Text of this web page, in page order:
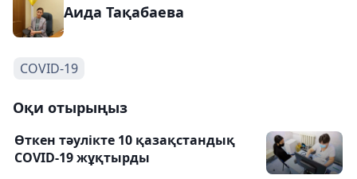
Аида Тақабаева
COVID-19
Оқи отырыңыз
Өткен тәулікте 10 қазақстандық
COVID-19 жұқтырды